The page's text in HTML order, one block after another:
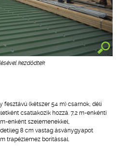
kezdődtek
fesztávú (kétszer 54 m) csarnok, déli
csatlakozik hozzá. 7,2 m-enkénti
enként szelemenekkel,
8 cm vastag ásványgyapot
trapézlemez borítással.